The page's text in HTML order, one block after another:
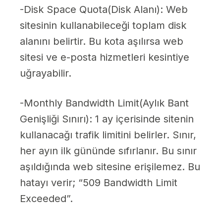
-Disk Space Quota(Disk Alanı): Web
sitesinin kullanabileceği toplam disk
alanını belirtir. Bu kota aşılırsa web
sitesi ve e-posta hizmetleri kesintiye
uğrayabilir.
-Monthly Bandwidth Limit(Aylık Bant
Genişliği Sınırı): 1 ay içerisinde sitenin
kullanacağı trafik limitini belirler. Sınır,
her ayın ilk gününde sıfırlanır. Bu sınır
aşıldığında web sitesine erişilemez. Bu
hatayı verir; “509 Bandwidth Limit
Exceeded”.